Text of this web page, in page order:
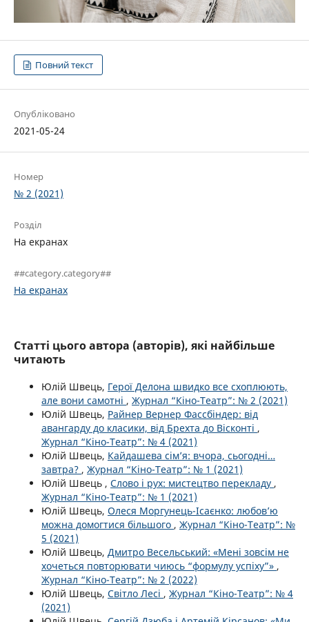
Повний текст
Опубліковано
2021-05-24
Номер
№ 2 (2021)
Розділ
На екранах
##category.category##
На екранах
Статті цього автора (авторів), які найбільше
читають
Юлій Швець, Герої Делона швидко все схоплюють,
але вони самотні , Журнал “Кіно-Театр”: № 2 (2021)
Юлій Швець, Райнер Вернер Фассбіндер: від
авангарду до класики, від Брехта до Вісконті ,
Журнал “Кіно-Театр”: № 4 (2021)
Юлій Швець, Кайдашева сім’я: вчора, сьогодні…
завтра? , Журнал “Кіно-Театр”: № 1 (2021)
Юлій Швець , Слово і рух: мистецтво перекладу ,
Журнал “Кіно-Театр”: № 1 (2021)
Юлій Швець, Олеся Моргунець-Ісаєнко: любов’ю
можна домогтися більшого , Журнал “Кіно-Театр”: №
5 (2021)
Юлій Швець, Дмитро Весельський: «Мені зовсім не
хочеться повторювати чиюсь “формулу успіху”» ,
Журнал “Кіно-Театр”: № 2 (2022)
Юлій Швець, Світло Лесі , Журнал “Кіно-Театр”: № 4
(2021)